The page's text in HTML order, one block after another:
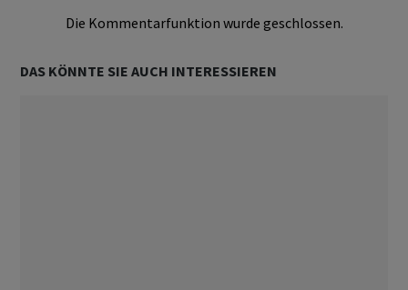
Die Kommentarfunktion wurde geschlossen.
DAS KÖNNTE SIE AUCH INTERESSIEREN